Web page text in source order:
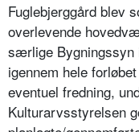
Fuglebjerggård blev
overlevende
særlige Bygningssyn
igennem hele
eventuel fredning,
Kulturarvsstyrelsen